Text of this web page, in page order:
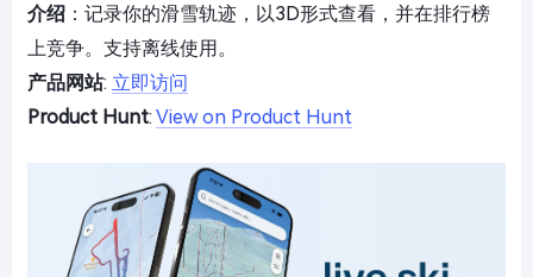
介绍 ：记录你的滑雪轨迹，以3D形式查看，并在排行榜
上竞争。支持离线使用。
产品网站: 立即访问
Product Hunt: View on Product Hunt